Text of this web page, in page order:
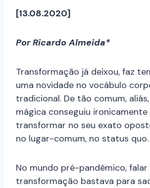
[13.08.2020]
Por Ricardo Almeida*
Transformação já deixou, faz
uma novidade no vocábulo
tradicional. De tão comum,
mágica conseguiu ironicamente
transformar no seu exato
no lugar-comum, no status quo.
No mundo pré-pandêmico, falar
transformação bastava para